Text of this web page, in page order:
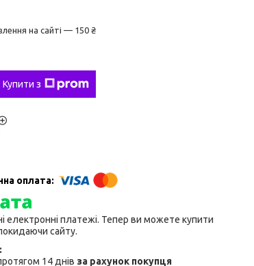
на сайті — 150 ₴
Купити з
електронні платежі. Тепер ви можете купити
сайту.
14 днів за рахунок покупця